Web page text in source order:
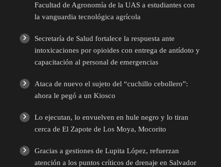
Facultad de Agronomía de la UAS a estudiantes con
la vanguardia tecnológica agrícola
Secretaría de Salud fortalece la respuesta ante
intoxicaciones por opioides con entrega de antídoto y
capacitación al personal de emergencias
Ataca de nuevo el sujeto del “cuchillo cebollero”:
ahora le pegó a un Kiosco
Lo ejecutan, lo envuelven en hule negro y lo tiran
cerca de El Zapote de Los Moya, Mocorito
Gracias a gestiones de Lupita López, refuerzan
atención a los puntos críticos de drenaje en Salvador